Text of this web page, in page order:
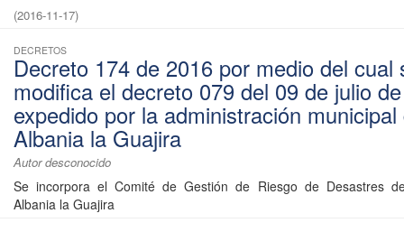
(2016-11-17)
DECRETOS
Decreto 174 de 2016 por medio del cual
modifica el decreto 079 del 09 de julio
expedido por la administración municipal
Albania la Guajira
Autor desconocido
Se incorpora el Comité de Gestión de Riesgo de Desastres
Albania la Guajira